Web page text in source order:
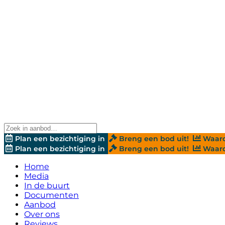
Plan een bezichtiging in Breng een bod uit!
Plan een bezichtiging in
Breng een bod uit!
Home
Media
In de buurt
Documenten
Aanbod
Over ons